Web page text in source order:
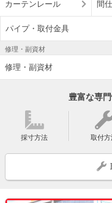
カーテンレール 間
パイプ・取付金具
修理・副資材
修理・副資材
豊富な専
採寸方法 取付方